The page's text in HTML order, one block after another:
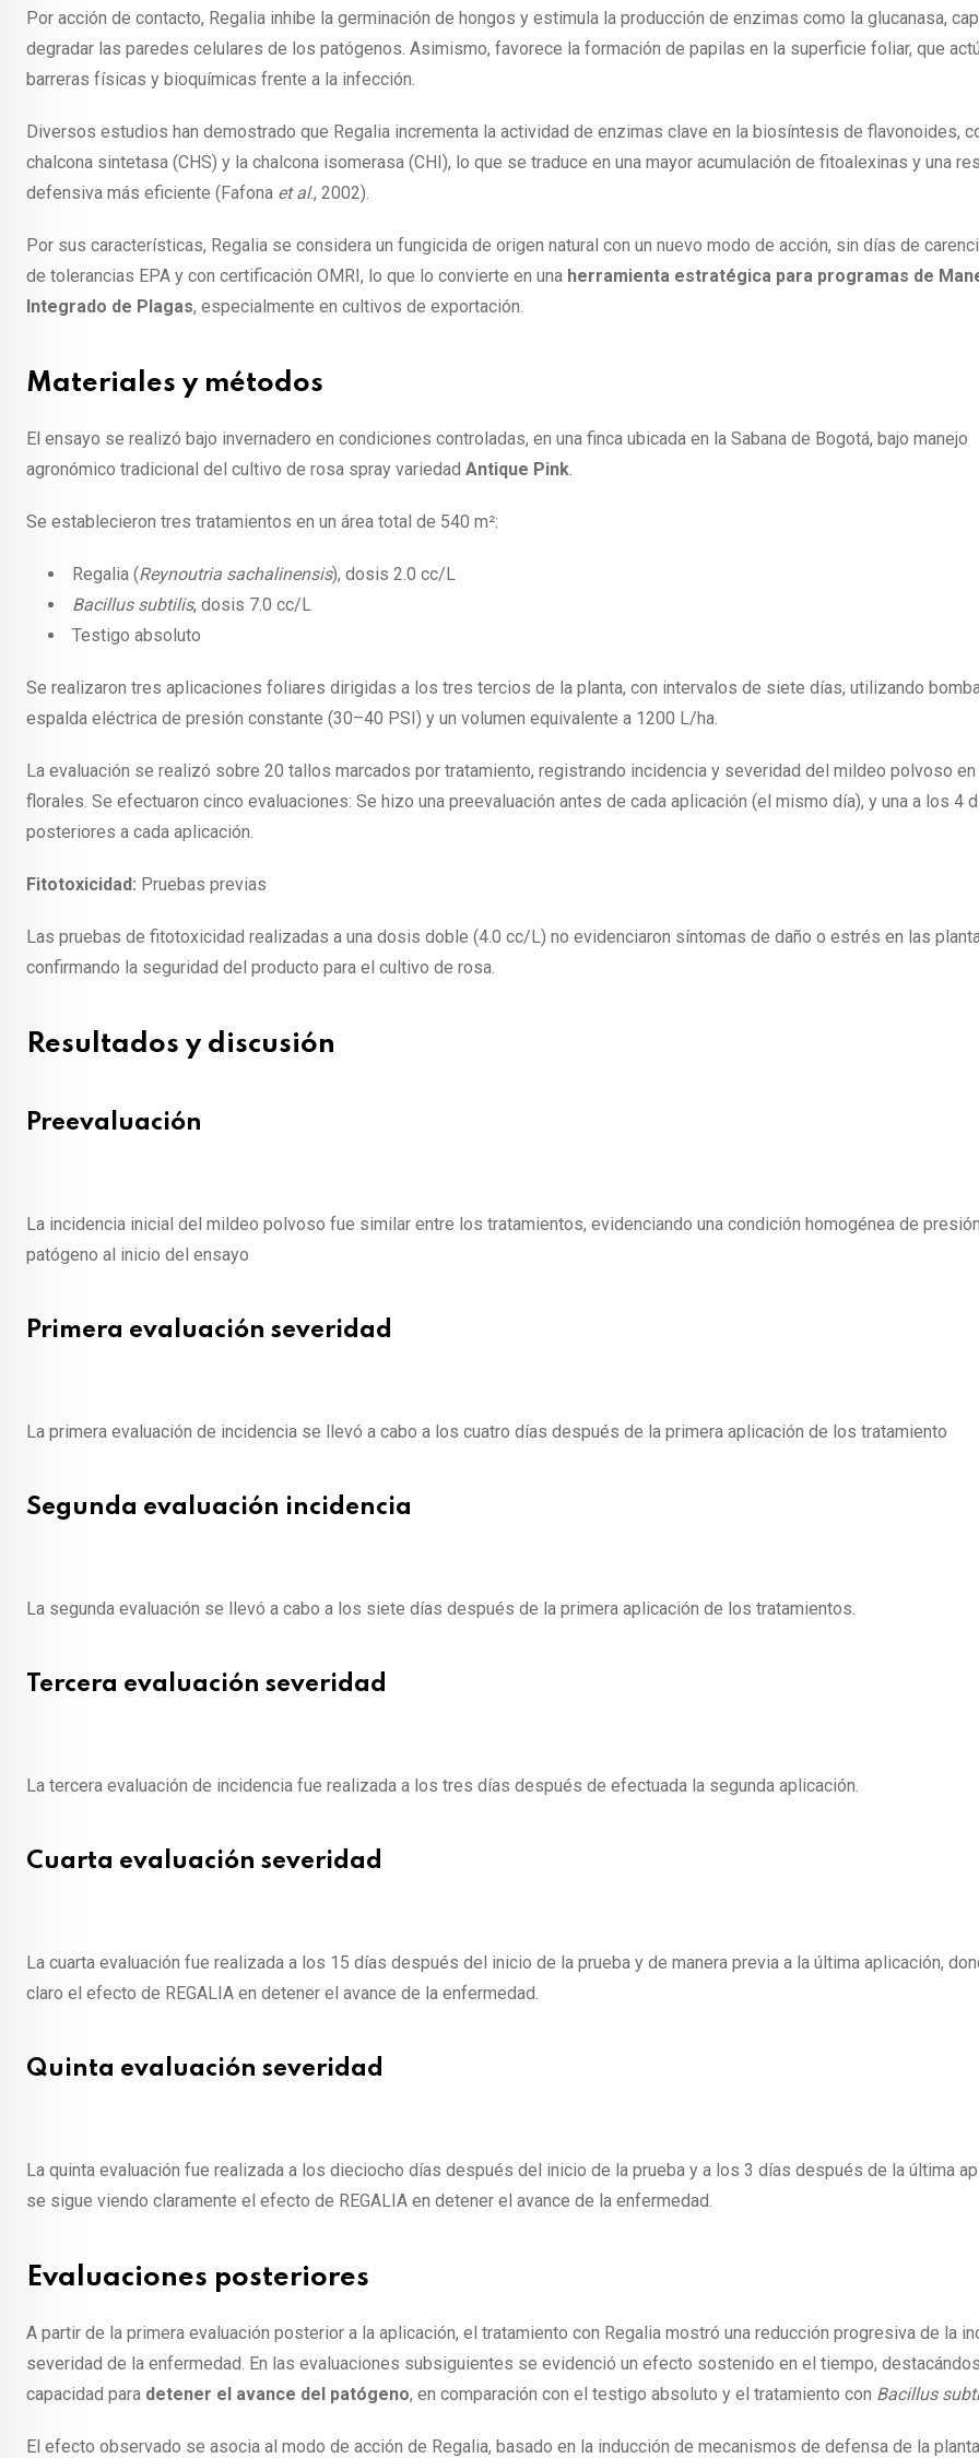
Por acción de contacto, Regalia inhibe la germinación de hongos y estimula la producción de enzimas como la glucanasa,
degradar las paredes celulares de los patógenos. Asimismo, favorece la formación de papilas en la superficie foliar, que
barreras físicas y bioquímicas frente a la infección.
Diversos estudios han demostrado que Regalia incrementa la actividad de enzimas clave en la biosíntesis de flavonoides,
chalcona sintetasa (CHS) y la chalcona isomerasa (CHI), lo que se traduce en una mayor acumulación de fitoalexinas y una
defensiva más eficiente (Fafona et al., 2002).
Por sus características, Regalia se considera un fungicida de origen natural con un nuevo modo de acción, sin días de
de tolerancias EPA y con certificación OMRI, lo que lo convierte en una herramienta estratégica para programas de
Integrado de Plagas, especialmente en cultivos de exportación.
Materiales y métodos
El ensayo se realizó bajo invernadero en condiciones controladas, en una finca ubicada en la Sabana de Bogotá, bajo manejo
agronómico tradicional del cultivo de rosa spray variedad Antique Pink.
Se establecieron tres tratamientos en un área total de 540 m²:
Regalia (Reynoutria sachalinensis), dosis 2.0 cc/L
Bacillus subtilis, dosis 7.0 cc/L
Testigo absoluto
Se realizaron tres aplicaciones foliares dirigidas a los tres tercios de la planta, con intervalos de siete días, utilizando
espalda eléctrica de presión constante (30–40 PSI) y un volumen equivalente a 1200 L/ha.
La evaluación se realizó sobre 20 tallos marcados por tratamiento, registrando incidencia y severidad del mildeo polvoso
florales. Se efectuaron cinco evaluaciones: Se hizo una preevaluación antes de cada aplicación (el mismo día), y una a los 4
posteriores a cada aplicación.
Fitotoxicidad: Pruebas previas
Las pruebas de fitotoxicidad realizadas a una dosis doble (4.0 cc/L) no evidenciaron síntomas de daño o estrés en las
confirmando la seguridad del producto para el cultivo de rosa.
Resultados y discusión
Preevaluación
La incidencia inicial del mildeo polvoso fue similar entre los tratamientos, evidenciando una condición homogénea de
patógeno al inicio del ensayo
Primera evaluación severidad
La primera evaluación de incidencia se llevó a cabo a los cuatro días después de la primera aplicación de los tratamiento
Segunda evaluación incidencia
La segunda evaluación se llevó a cabo a los siete días después de la primera aplicación de los tratamientos.
Tercera evaluación severidad
La tercera evaluación de incidencia fue realizada a los tres días después de efectuada la segunda aplicación.
Cuarta evaluación severidad
La cuarta evaluación fue realizada a los 15 días después del inicio de la prueba y de manera previa a la última aplicación,
claro el efecto de REGALIA en detener el avance de la enfermedad.
Quinta evaluación severidad
La quinta evaluación fue realizada a los dieciocho días después del inicio de la prueba y a los 3 días después de la última
se sigue viendo claramente el efecto de REGALIA en detener el avance de la enfermedad.
Evaluaciones posteriores
A partir de la primera evaluación posterior a la aplicación, el tratamiento con Regalia mostró una reducción progresiva de la
severidad de la enfermedad. En las evaluaciones subsiguientes se evidenció un efecto sostenido en el tiempo,
capacidad para detener el avance del patógeno, en comparación con el testigo absoluto y el tratamiento con Bacillus
El efecto observado se asocia al modo de acción de Regalia, basado en la inducción de mecanismos de defensa de la